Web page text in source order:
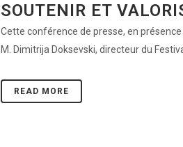
SOUTENIR ET
Cette conférence de presse, en
M. Dimitrija Doksevski, directeur du
READ MORE